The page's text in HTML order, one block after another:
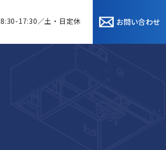
8:30-17:30／土・日定休 お問い合わせ